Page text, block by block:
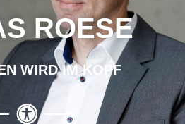
ROESE
WIRD IM KOPF